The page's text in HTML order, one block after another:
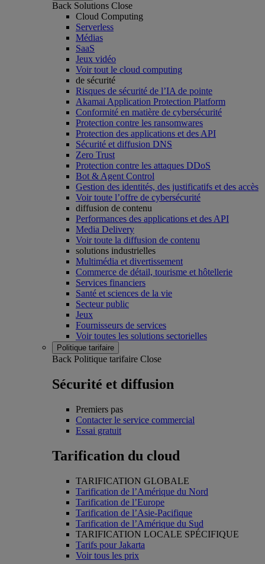
Back Solutions Close
Cloud Computing
Serverless
Médias
SaaS
Jeux vidéo
Voir tout le cloud computing
de sécurité
Risques de sécurité de l’IA de pointe
Akamai Application Protection Platform
Conformité en matière de cybersécurité
Protection contre les ransomwares
Protection des applications et des API
Sécurité et diffusion DNS
Zero Trust
Protection contre les attaques DDoS
Bot & Agent Control
Gestion des identités, des justificatifs et des accès
Voir toute l’offre de cybersécurité
diffusion de contenu
Performances des applications et des API
Media Delivery
Voir toute la diffusion de contenu
solutions industrielles
Multimédia et divertissement
Commerce de détail, tourisme et hôtellerie
Services financiers
Santé et sciences de la vie
Secteur public
Jeux
Fournisseurs de services
Voir toutes les solutions sectorielles
Politique tarifaire
Back Politique tarifaire Close
Sécurité et diffusion
Premiers pas
Contacter le service commercial
Essai gratuit
Tarification du cloud
TARIFICATION GLOBALE
Tarification de l’Amérique du Nord
Tarification de l’Europe
Tarification de l’Asie-Pacifique
Tarification de l’Amérique du Sud
TARIFICATION LOCALE SPÉCIFIQUE
Tarifs pour Jakarta
Voir tous les prix